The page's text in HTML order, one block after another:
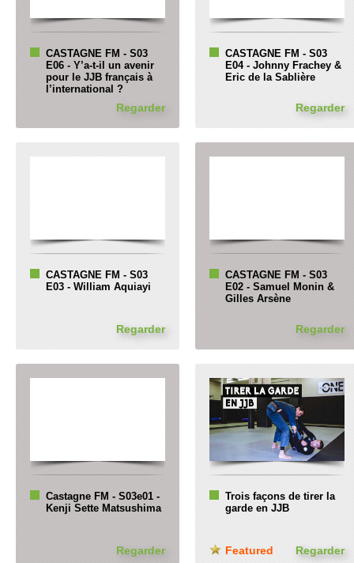
CASTAGNE FM - S03
E06 - Y’a-t-il un avenir
pour le JJB français à
l’international ?
Regarder
CASTAGNE FM - S03
E04 - Johnny Frachey &
Eric de la Sablière
Regarder
CASTAGNE FM - S03
E03 - William Aquiayi
Regarder
CASTAGNE FM - S03
E02 - Samuel Monin &
Gilles Arsène
Regarder
Castagne FM - S03e01 -
Kenji Sette Matsushima
Regarder
Trois façons de tirer la
garde en JJB
Featured Regarder